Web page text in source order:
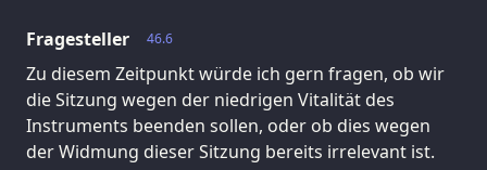
46.6
Fragesteller
Zu diesem Zeitpunkt würde ich gern fragen, ob wir
die Sitzung wegen der niedrigen Vitalität des
Instruments beenden sollen, oder ob dies wegen
der Widmung dieser Sitzung bereits irrelevant ist.